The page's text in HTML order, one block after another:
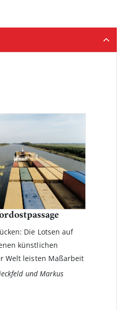
Die Lotsen auf
künstlichen
Welt leisten Maßarbeit
und Markus